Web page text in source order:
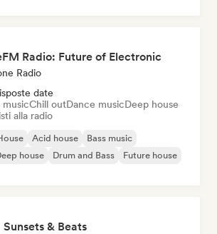
Radio: Future of Electronic
Radio
date
musicChill outDance musicDeep house
alla radio
Acid house
Bass music
house Drum and Bass
Future house
Sunsets & Beats